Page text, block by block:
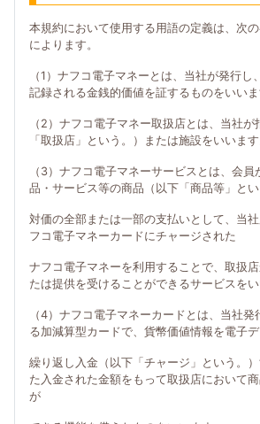
本規約において使用する用語の定義は、次
によります。
（1）ナフコ電子マネーとは、当社が発行し
記録される金銭的価値を証するものをいいま
（2）ナフコ電子マネー取扱店とは、当社
「取扱店」という。）または施設をいいます
（3）ナフコ電子マネーサービスとは、会
品・サービス等の商品（以下「商品等」と
対価の全部または一部の支払いとして、当
フコ電子マネーカードにチャージされた
ナフコ電子マネーを利用することで、取扱
たは提供を受けることができるサービスをい
（4）ナフコ電子マネーカードとは、当社
る加減算型カードで、貨幣価値情報を電子デ
繰り返し入金（以下「チャージ」という。
た入金された金額をもって取扱店において
が